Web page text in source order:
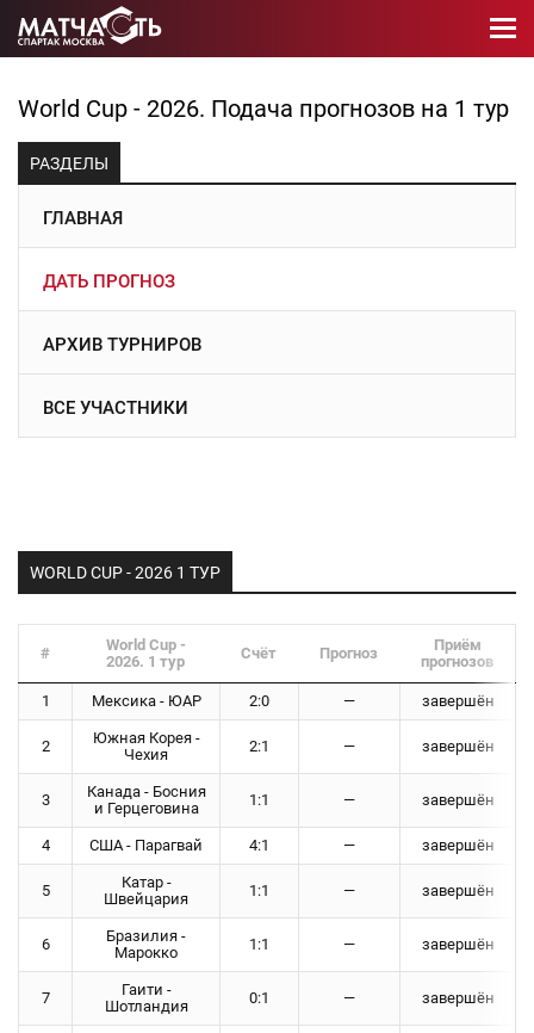
World Cup - 2026. Подача прогнозов на 1 тур
РАЗДЕЛЫ
ГЛАВНАЯ
ДАТЬ ПРОГНОЗ
АРХИВ ТУРНИРОВ
ВСЕ УЧАСТНИКИ
WORLD CUP - 2026 1 ТУР
#
World Cup -
2026. 1 тур
Счёт Прогноз
Приём
прогнозов
1 Мексика - ЮАР 2:0 — завершён
2
Южная Корея -
Чехия
2:1 — завершён
3
Канада - Босния
и Герцеговина
1:1 — завершён
4 США - Парагвай 4:1 — завершён
5
Катар -
Швейцария
1:1 — завершён
6
Бразилия -
Марокко
1:1 — завершён
7
Гаити -
Шотландия
0:1 — завершён